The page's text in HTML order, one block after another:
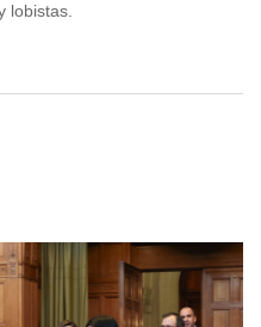
lobistas.